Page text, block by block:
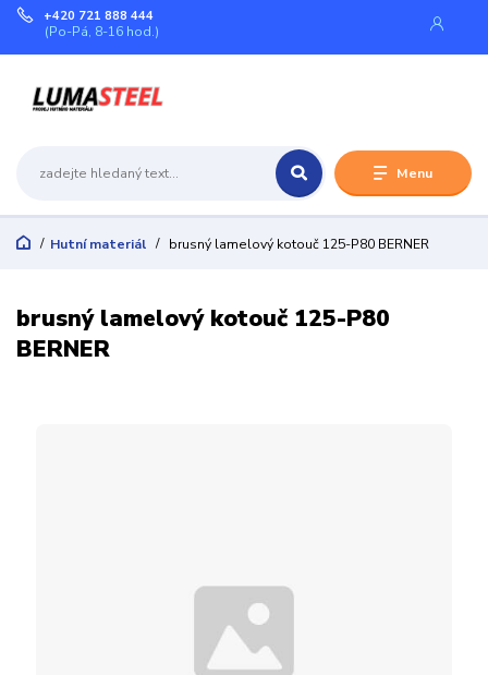
Menu
+420 721 888 444
(Po-Pá, 8-16 hod.)
Hutní materiál brusný lamelový kotouč 125-P80 BERNER
brusný lamelový kotouč 125-P80
BERNER